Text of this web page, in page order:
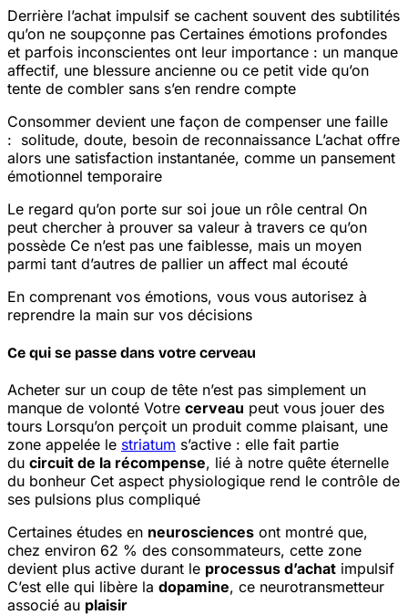
Derrière l’achat impulsif se cachent souvent des subtilités
qu’on ne soupçonne pas Certaines émotions profondes
et parfois inconscientes ont leur importance : un manque
affectif, une blessure ancienne ou ce petit vide qu’on
tente de combler sans s’en rendre compte
Consommer devient une façon de compenser une faille
: solitude, doute, besoin de reconnaissance L’achat offre
alors une satisfaction instantanée, comme un pansement
émotionnel temporaire
Le regard qu’on porte sur soi joue un rôle central On
peut chercher à prouver sa valeur à travers ce qu’on
possède Ce n’est pas une faiblesse, mais un moyen
parmi tant d’autres de pallier un affect mal écouté
En comprenant vos émotions, vous vous autorisez à
reprendre la main sur vos décisions
Ce qui se passe dans votre cerveau
Acheter sur un coup de tête n’est pas simplement un
manque de volonté Votre cerveau peut vous jouer des
tours Lorsqu’on perçoit un produit comme plaisant, une
zone appelée le striatum s’active : elle fait partie
du circuit de la récompense, lié à notre quête éternelle
du bonheur Cet aspect physiologique rend le contrôle de
ses pulsions plus compliqué
Certaines études en neurosciences ont montré que,
chez environ 62 % des consommateurs, cette zone
devient plus active durant le processus d’achat impulsif
C’est elle qui libère la dopamine, ce neurotransmetteur
associé au plaisir